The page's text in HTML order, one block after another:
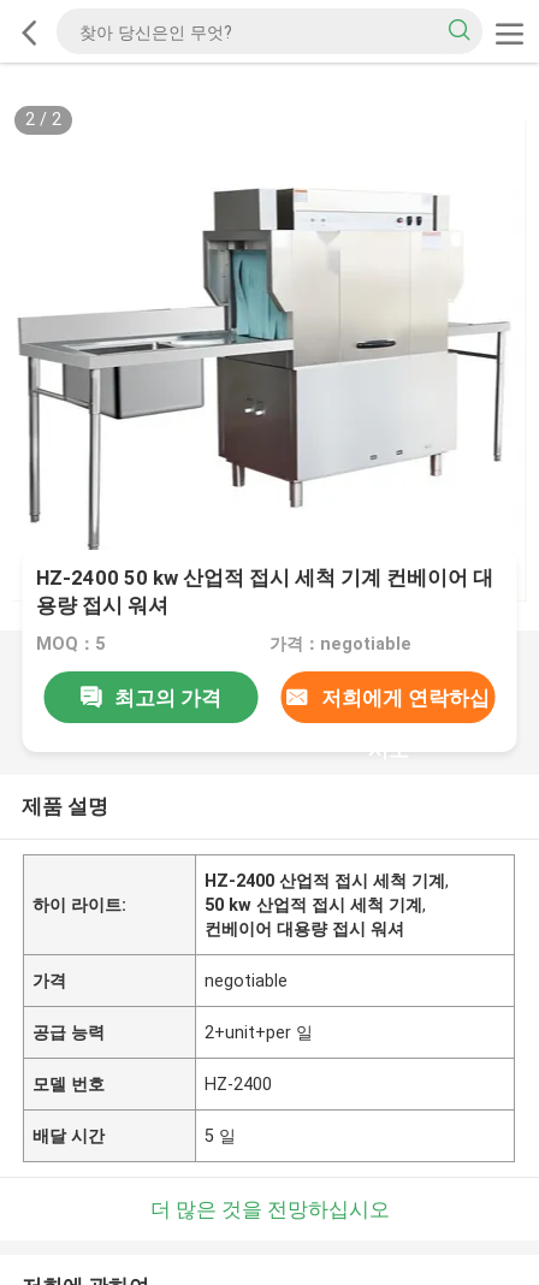
2/ 2
HZ-2400 50 kw 산업적 접시 세척 기계 컨베이어 대
용량 접시 워셔
MOQ：5 가격：negotiable
최고의 가격 저희에게 연락하십
시오
제품 설명
하이 라이트:
HZ-2400 산업적 접시 세척 기계,
50 kw 산업적 접시 세척 기계,
컨베이어 대용량 접시 워셔
가격 negotiable
공급 능력 2+unit+per 일
모델 번호 HZ-2400
배달 시간 5 일
더 많은 것을 전망하십시오